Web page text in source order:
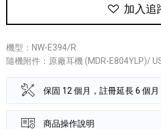
加入追
機型：NW-E394/R
隨機附件：原廠耳機 (MDR-E804YLP)/
保固 12 個月，註冊延長 6 個月
商品操作說明